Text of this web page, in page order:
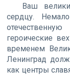
Ваш
сердцу.
героические
временем
Ленинград
как центры